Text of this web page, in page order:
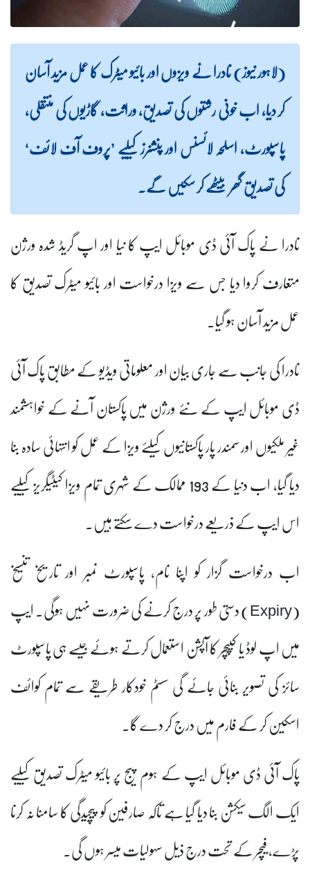
(لاہور نیوز) نادرا نے ویزوں اور بائیو میٹرک کا عمل مزید آسان
کر دیا، اب خونی رشتوں کی تصدیق، وراثت، گاڑیوں کی منتقلی،
پاسپورٹ، اسلحہ لائسنس اور پنشنرز کیلیے ’پروف آف لائف‘
کی تصدیق گھر بیٹھے کر سکیں گے۔
نادرا نے پاک آئی ڈی موبائل ایپ کا نیا اور اپ گریڈ شدہ ورژن
متعارف کروا دیا جس سے ویزا درخواست اور بائیو میٹرک تصدیق کا
عمل مزید آسان ہو گیا۔
نادرا کی جانب سے جاری بیان اور معلوماتی ویڈیو کے مطابق پاک آئی
ڈی موبائل ایپ کے نئے ورژن میں پاکستان آنے کے خواہشمند
غیر ملکیوں اور سمندر پار پاکستانیوں کیلئے ویزا کے عمل کو انتہائی سادہ بنا
دیا گیا، اب دنیا کے 193 ممالک کے شہری تمام ویزا کیٹیگریز کیلیے
اس ایپ کے ذریعے درخواست دے سکتے ہیں۔
اب درخواست گزار کو اپنا نام، پاسپورٹ نمبر اور تاریخ تنسیخ
(Expiry) دستی طور پر درج کرنے کی ضرورت نہیں ہوگی۔ ایپ
میں اپ لوڈ یا کیپچر کا آپشن استعمال کرتے ہوئے جیسے ہی پاسپورٹ
سائز کی تصویر بنائی جائے گی سسٹم خودکار طریقے سے تمام کوائف
اسکین کر کے فارم میں درج کر دے گا۔
پاک آئی ڈی موبائل ایپ کے ہوم پیج پر بائیو میٹرک تصدیق کیلیے
ایک الگ سیکشن بنا دیا گیا ہے تاکہ صارفین کو پیچیدگی کا سامنا نہ کرنا
پڑے، فیچر کے تحت درج ذیل سہولیات میسر ہوں گی۔